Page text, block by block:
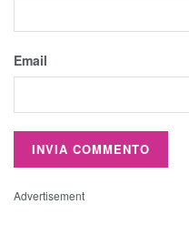
Email
Advertisement